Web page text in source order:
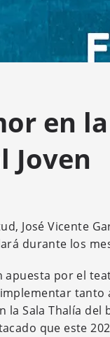
en
Joven
José Vicente
durante los
apuesta por el
la Sala Thalía
que este